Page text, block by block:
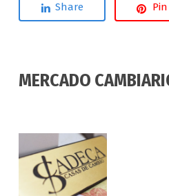
Share Pin
MERCADO